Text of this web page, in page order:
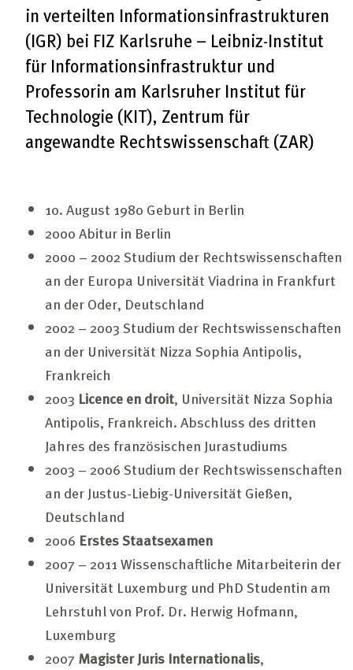
in verteilten Informationsinfrastrukturen
(IGR) bei FIZ Karlsruhe – Leibniz-Institut
für Informationsinfrastruktur und
Professorin am Karlsruher Institut für
Technologie (KIT), Zentrum für
angewandte Rechtswissenschaft (ZAR)
10. August 1980 Geburt in Berlin
2000 Abitur in Berlin
2000 – 2002 Studium der Rechtswissenschaften
an der Europa Universität Viadrina in Frankfurt
an der Oder, Deutschland
2002 – 2003 Studium der Rechtswissenschaften
an der Universität Nizza Sophia Antipolis,
Frankreich
2003 Licence en droit, Universität Nizza Sophia
Antipolis, Frankreich. Abschluss des dritten
Jahres des französischen Jurastudiums
2003 – 2006 Studium der Rechtswissenschaften
an der Justus-Liebig-Universität Gießen,
Deutschland
2006 Erstes Staatsexamen
2007 – 2011 Wissenschaftliche Mitarbeiterin der
Universität Luxemburg und PhD Studentin am
Lehrstuhl von Prof. Dr. Herwig Hofmann,
Luxemburg
2007Magister Juris Internationalis,